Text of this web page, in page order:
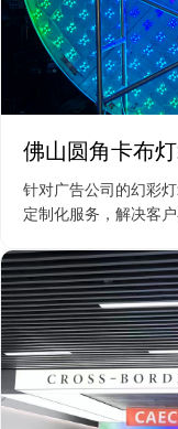
佛山圆角卡布
解决方案
针对广告公司的幻彩
定制化服务，解决客